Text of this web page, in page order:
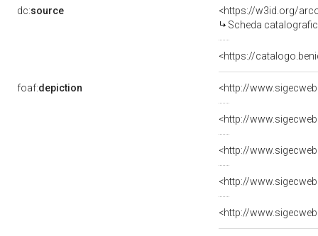
dc:source
<https://w3id.org/
Scheda
<https://
foaf:depiction <http://
<http://
<http://
<http://
<http://